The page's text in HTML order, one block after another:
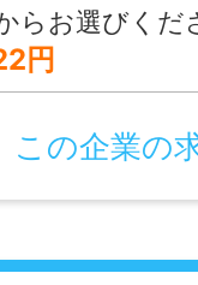
などご希望のお
求人の面接日の
業後のお困りご
下さい。
て違う時間で働くもOKです♪ ●月～土 ①17:40～21:00（実働
円
この企業の